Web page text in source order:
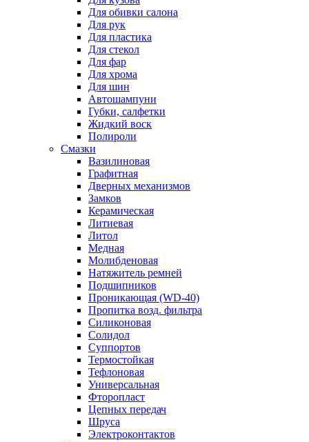
Для обивки салона
Для рук
Для пластика
Для стекол
Для фар
Для хрома
Для шин
Автошампуни
Губки, салфетки
Жидкий воск
Полироли
Смазки
Вазилиновая
Графитная
Дверных механизмов
Замков
Керамическая
Литиевая
Литол
Медная
Молибденовая
Натяжитель ремней
Подшипников
Проникающая (WD-40)
Пропитка возд. фильтра
Силиконовая
Солидол
Суппортов
Термостойкая
Тефлоновая
Универсальная
Фторопласт
Цепных передач
Шруса
Электроконтактов